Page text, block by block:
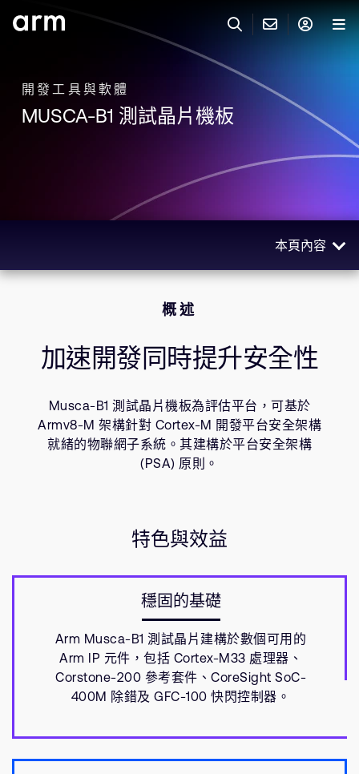
聯絡技術支援
Flexible Access 企業版
其他事項
媒體聯絡
研究合作
網站
Tel: + 44(1223) 400 400 [main reception]
Fax: + 44(1223) 400 410
查詢全球辦公室
Arm 帳號
產品
公司資訊
開發工具與軟體
MUSCA-B1 測試晶片機板
本頁內容
概述
概述
加速開發同時提升安全性
Musca-B1 測試晶片機板為評估平台，可基於
Armv8-M 架構針對 Cortex-M 開發平台安全架構
就緒的物聯網子系統。其建構於平台安全架構
(PSA) 原則。
特色與效益
穩固的基礎
Arm Musca-B1 測試晶片建構於數個可用的
Arm IP 元件，包括 Cortex-M33 處理器、
Corstone-200 參考套件、CoreSight SoC-
400M 除錯及 GFC-100 快閃控制器。